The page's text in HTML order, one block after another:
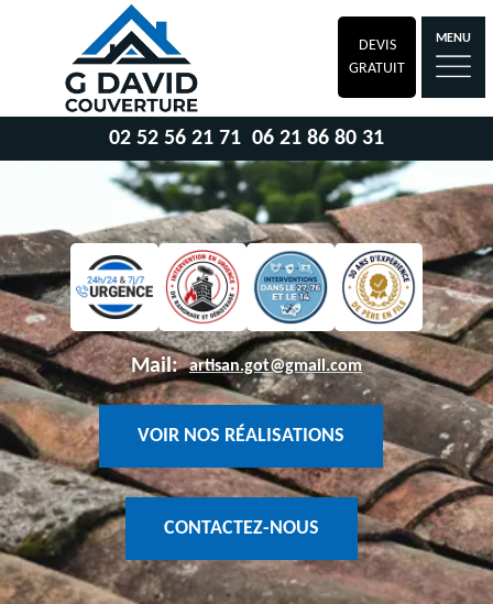
DEVIS
GRATUIT
MENU
02 52 56 21 71 06 21 86 80 31
Mail: artisan.got@gmail.com
VOIR NOS RÉALISATIONS
CONTACTEZ-NOUS